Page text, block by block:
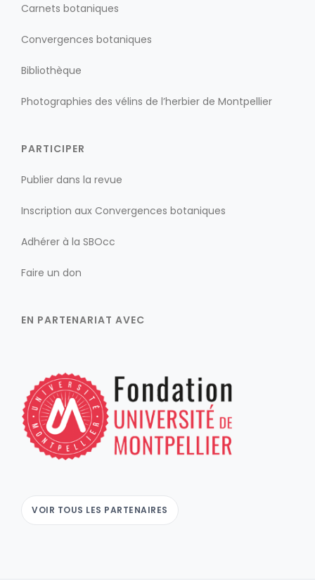
Carnets botaniques
Convergences botaniques
Bibliothèque
Photographies des vélins de l’herbier de Montpellier
PARTICIPER
Publier dans la revue
Inscription aux Convergences botaniques
Adhérer à la SBOcc
Faire un don
EN PARTENARIAT AVEC
VOIR TOUS LES PARTENAIRES